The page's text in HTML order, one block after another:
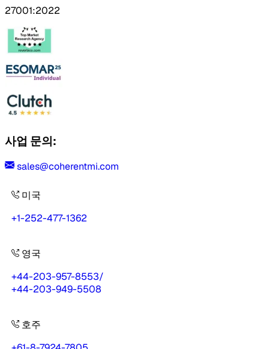
27001:2022
사업 문의:
sales@coherentmi.com
미국
+1-252-477-1362
영국
+44-203-957-8553/
+44-203-949-5508
호주